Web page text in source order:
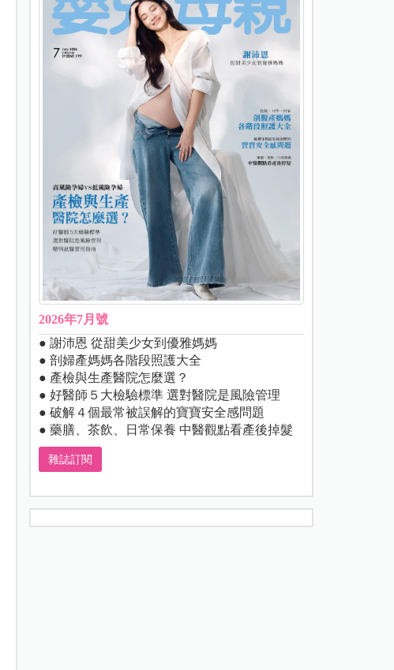
2026年7月號
● 謝沛恩 從甜美少女到優雅媽媽
● 剖婦產媽媽各階段照護大全
● 產檢與生產醫院怎麼選？
● 好醫師５大檢驗標準 選對醫院是風險管理
● 破解４個最常被誤解的寶寶安全感問題
● 藥膳、茶飲、日常保養 中醫觀點看產後掉髮
雜誌訂閱